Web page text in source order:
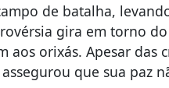
de batalha,
gira em torno
aos orixás. Apesar das
que sua paz